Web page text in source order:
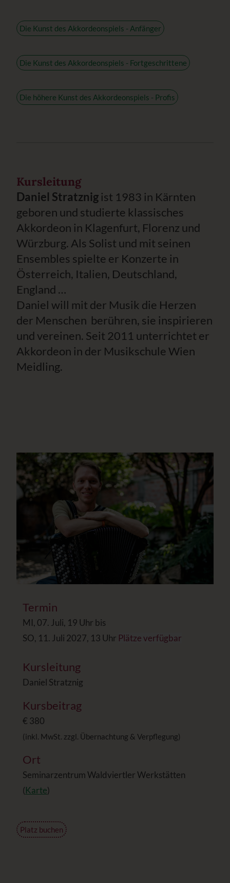
Die Kunst des Akkordeonspiels - Anfänger
Die Kunst des Akkordeonspiels - Fortgeschrittene
Die höhere Kunst des Akkordeonspiels - Profis
Kursleitung
Daniel Stratznig ist 1983 in Kärnten
geboren und studierte klassisches
Akkordeon in Klagenfurt, Florenz und
Würzburg. Als Solist und mit seinen
Ensembles spielte er Konzerte in
Österreich, Italien, Deutschland,
England …
Daniel will mit der Musik die Herzen
der Menschen berühren, sie inspirieren
und vereinen. Seit 2011 unterrichtet er
Akkordeon in der Musikschule Wien
Meidling.
Termin
MI, 07. Juli, 19 Uhr bis
SO, 11. Juli 2027, 13 Uhr Plätze verfügbar
Kursleitung
Daniel Stratznig
Kursbeitrag
€ 380
(inkl. MwSt. zzgl. Übernachtung & Verpflegung)
Ort
Seminarzentrum Waldviertler Werkstätten
(Karte)
Platz buchen